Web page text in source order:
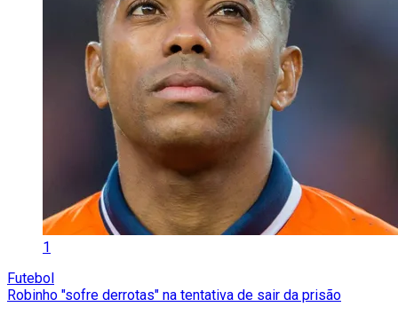
1
Futebol
Robinho "sofre derrotas" na tentativa de sair da prisão